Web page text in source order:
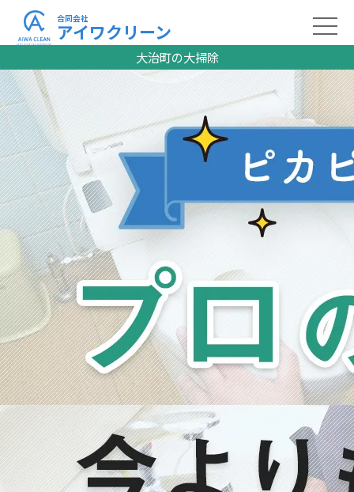
大治町の大掃除
合同会社
アイワクリーン